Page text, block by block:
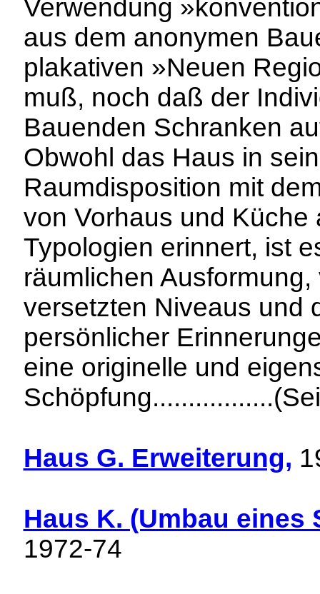
Verwendung
aus dem anonymen
plakativen »Neuen
muß, noch daß der
Bauenden Schranken
Obwohl das Haus in
Raumdisposition mit
von Vorhaus und Küche
Typologien erinnert, ist
räumlichen
versetzten Niveaus und
persönlicher
eine originelle und
Haus G. Erweiterung,
Haus K. (Umbau eines
1972-74